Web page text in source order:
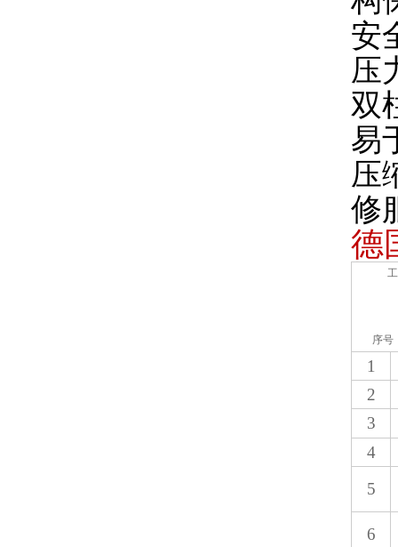
安
压
双
易
压
修
德
序号
1
2
3
4
5
6